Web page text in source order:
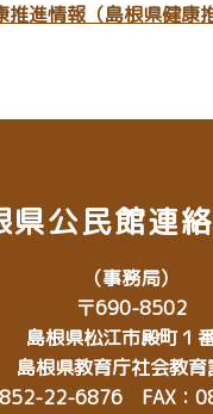
推進情報（島根県健康
県公民館連
（事務局）
〒690-8502
島根県松江市殿町１
島根県教育庁社会教育
22-6876 FAX：